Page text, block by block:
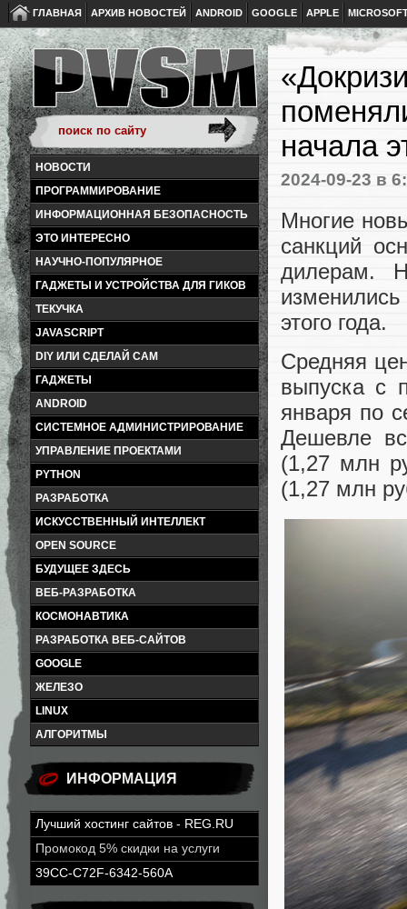
ГЛАВНАЯ АРХИВ НОВОСТЕЙ ANDROID GOOGLE APPLE
НОВОСТИ
ПРОГРАММИРОВАНИЕ
ИНФОРМАЦИОННАЯ БЕЗОПАСНОСТЬ
ЭТО ИНТЕРЕСНО
НАУЧНО-ПОПУЛЯРНОЕ
ГАДЖЕТЫ И УСТРОЙСТВА ДЛЯ ГИКОВ
ТЕКУЧКА
JAVASCRIPT
DIY ИЛИ СДЕЛАЙ САМ
ГАДЖЕТЫ
ANDROID
СИСТЕМНОЕ АДМИНИСТРИРОВАНИЕ
УПРАВЛЕНИЕ ПРОЕКТАМИ
PYTHON
РАЗРАБОТКА
ИСКУССТВЕННЫЙ ИНТЕЛЛЕКТ
OPEN SOURCE
БУДУЩЕЕ ЗДЕСЬ
ВЕБ-РАЗРАБОТКА
КОСМОНАВТИКА
РАЗРАБОТКА ВЕБ-САЙТОВ
GOOGLE
ЖЕЛЕЗО
LINUX
АЛГОРИТМЫ
ИНФОРМАЦИЯ
Лучший хостинг сайтов - REG.RU
Промокод 5% скидки на услуги
39CC-C72F-6342-560A
начала
2024-09-23 в
Многие
санкций
дилерам.
этого года.
Средняя
выпуска с
января по
Дешевле
(1,27 млн
(1,27 млн